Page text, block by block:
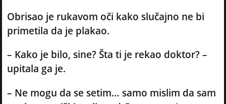
Obrisao je rukavom oči kako slučajno ne bi
primetila da je plakao.
– Kako je bilo, sine? Šta ti je rekao doktor? –
upitala ga je.
– Ne mogu da se setim… samo mislim da sam